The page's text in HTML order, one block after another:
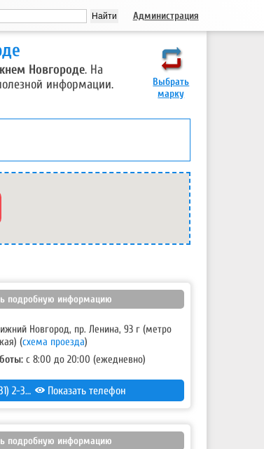
Администрация
Выбрать
марку
Новгороде. На
информации.
подробную информацию
Новгород, пр. Ленина, 93 г (метро
(схема проезда)
с 8:00 до 20:00 (ежедневно)
+7 (831) 2-330-333 Показать телефон
подробную информацию